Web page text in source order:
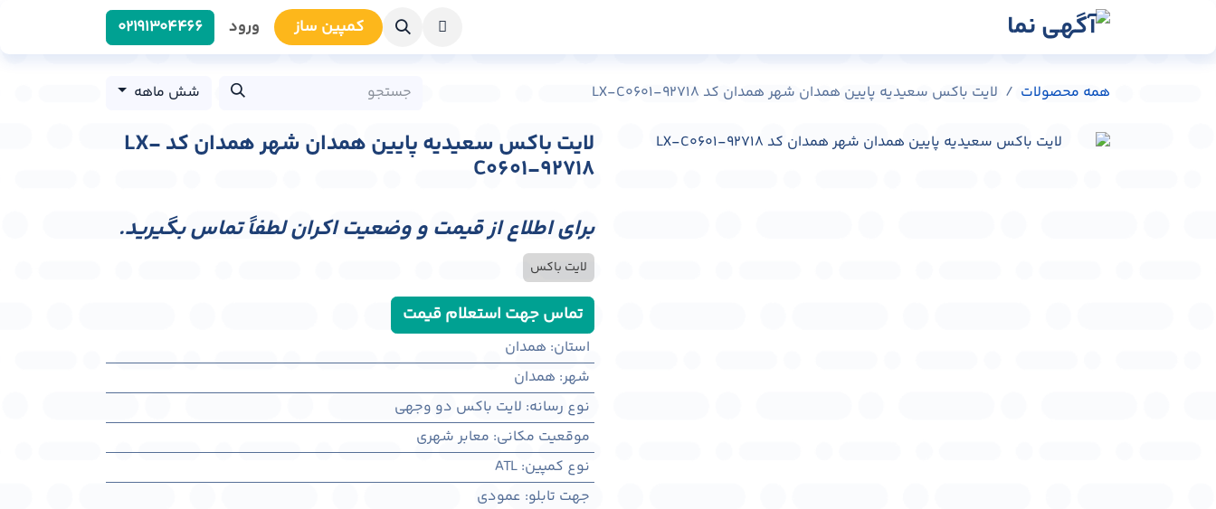
کمپین سا​​ز ورود 0219​1304466
همه محصولات لایت باکس سعیدیه پایین همدان شهر همدان کد LX-C0601-92718 شش ماهه
لایت باکس سعیدیه پایین همدان شهر همدان کد LX-
C0601-92718
برای اطلاع از قیمت و وضعیت اکران لطفاً تماس بگیرید.
لایت باکس
تماس جهت استعلام قیمت
استان: همدان
شهر: همدان
نوع رسانه: لایت باکس دو وجهی
موقعیت مکانی: معابر شهری
نوع کمپین:
ATL
جهت تابلو: عمودی